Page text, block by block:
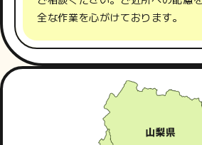
全な作業を心がけております。